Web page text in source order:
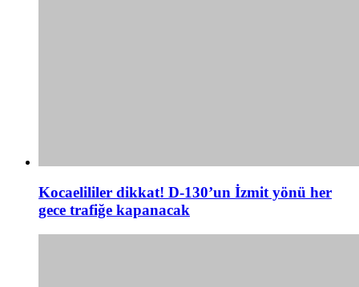
Kocaelililer dikkat! D-130’un İzmit yönü her
gece trafiğe kapanacak